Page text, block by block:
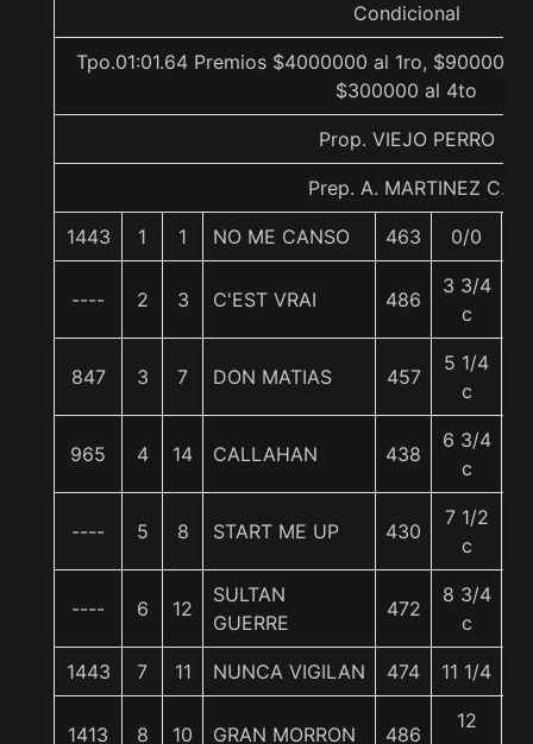
Condicional
Tpo.01:01.64 Premios $4000000 al 1ro, $900000
$300000 al 4to
Prop. VIEJO PERRO
Prep. A. MARTINEZ C.
1443 1 1 NO ME CANSO 463 0/0
---- 2 3 C'EST VRAI 486
3 3/4
c
847 3 7 DON MATIAS 457
5 1/4
c
965 4 14 CALLAHAN 438
6 3/4
c
---- 5 8 START ME UP 430
7 1/2
c
---- 6 12
SULTAN
GUERRE
472
8 3/4
c
1443 7 11 NUNCA VIGILAN 474 11 1/4
1413 8 10 GRAN MORRON 486
12